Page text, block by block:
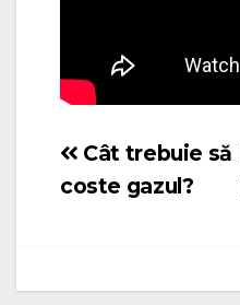
Navigare
în
Cât trebuie să
coste gazul?